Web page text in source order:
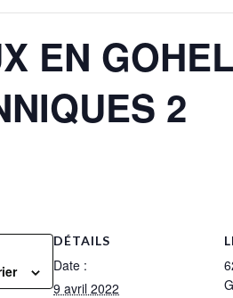
EN
2
DÉTAILS
Date :
9 avril 2022